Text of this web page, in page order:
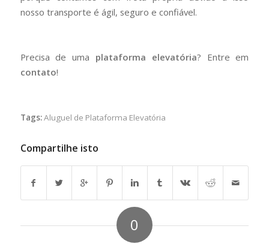
nosso transporte é ágil, seguro e confiável.
Precisa de uma plataforma elevatória? Entre em
contato!
Tags:Aluguel de Plataforma Elevatória
Compartilhe isto
0